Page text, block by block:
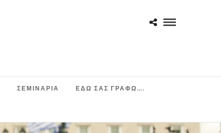
ΣΕΜΙΝΆΡΙΑ ΕΔΩ ΣΑΣ ΓΡΑΦΩ….